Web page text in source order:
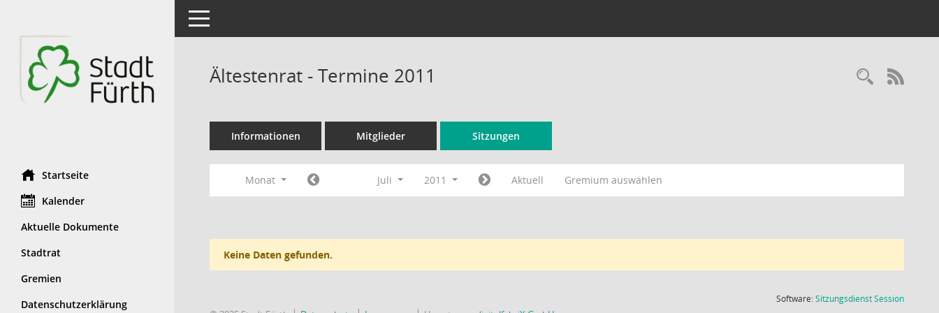
Startseite
Kalender
Aktuelle Dokumente
Stadtrat
Gremien
Datenschutzerklärung
Toggle navigation
Ältestenrat - Termine 2011
Informationen Mitglieder Sitzungen
Monat Juli 2011 Aktuell Gremium auswählen
Keine Daten gefunden.
Software:SitzungsdienstSession(Wird in